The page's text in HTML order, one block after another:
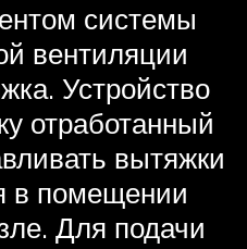
системы
вентиляции
Устройство
отработанный
вытяжки
в помещении
Для подачи